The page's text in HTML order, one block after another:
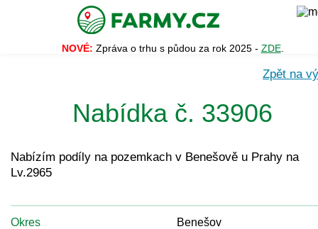
NOVÉ: Zpráva o trhu s půdou za rok 2025 - ZDE.
Zpět na
Nabídka č. 33906
Nabízím podíly na pozemkach v Benešově u Prahy na
Lv.2965
Okres Benešov